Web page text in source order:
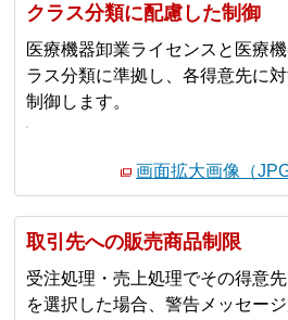
クラス分類に配慮した制御
医療機器卸業ライセンスと医療
ラス分類に準拠し、各得意先に
制御します。
画面拡大画像（
取引先への販売商品制限
受注処理・売上処理でその得意
を選択した場合、警告メッセー